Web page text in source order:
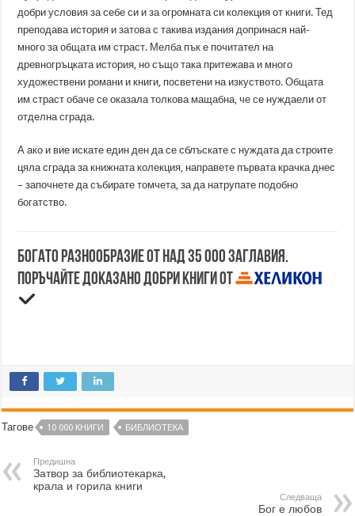
добри условия за себе си и за огромната си колекция от книги. Тед
преподава история и затова с такива издания допринася най-
много за общата им страст. Мелба пък е почитател на
древногръцката история, но също така притежава и много
художествени романи и книги, посветени на изкуството. Общата
им страст обаче се оказала толкова мащабна, че се нуждаели от
отделна сграда.
А ако и вие искате един ден да се сблъскате с нуждата да строите
цяла сграда за книжната колекция, направете първата крачка днес
– започнете да събирате томчета, за да натрупате подобно
богатство.
Богато разнообразие от над 35 000 заглавия.
Поръчайте доказано добри книги от
Тагове 10 000 КНИГИ БИБЛИОТЕКА
Предишна
Затвор за библиотекарка,
крала и горила книги
Следваща
Бог е любов